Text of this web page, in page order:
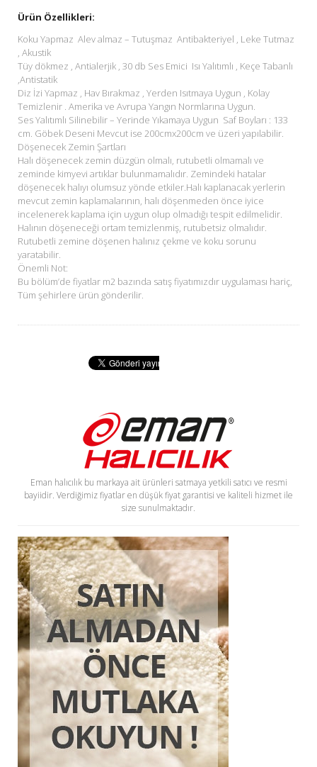
Ürün Özellikleri:
Koku Yapmaz Alev almaz – Tutuşmaz Antibakteriyel , Leke Tutmaz
, Akustik
Tüy dökmez , Antialerjik , 30 db Ses Emici Isı Yalıtımlı , Keçe Tabanlı
,Antistatik
Diz İzi Yapmaz , Hav Bırakmaz , Yerden Isıtmaya Uygun , Kolay
Temizlenir . Amerika ve Avrupa Yangın Normlarına Uygun.
Ses Yalıtımlı Silinebilir – Yerinde Yıkamaya Uygun Saf Boyları : 133
cm. Göbek Deseni Mevcut ise 200cmx200cm ve üzeri yapılabilir.
Döşenecek Zemin Şartları
Halı döşenecek zemin düzgün olmalı, rutubetli olmamalı ve
zeminde kimyevi artıklar bulunmamalıdır. Zemindeki hatalar
döşenecek halıyı olumsuz yönde etkiler.Halı kaplanacak yerlerin
mevcut zemin kaplamalarının, halı döşenmeden önce iyice
incelenerek kaplama için uygun olup olmadığı tespit edilmelidir.
Halının döşeneceği ortam temizlenmiş, rutubetsiz olmalıdır.
Rutubetli zemine döşenen halınız çekme ve koku sorunu
yaratabilir.
Önemli Not:
Bu bölüm’de fiyatlar m2 bazında satış fiyatımızdır uygulaması hariç,
Tüm şehirlere ürün gönderilir.
Eman halıcılık bu markaya ait ürünleri satmaya yetkili satıcı ve resmi
bayiidir. Verdiğimiz fiyatlar en düşük fiyat garantisi ve kaliteli hizmet ile
size sunulmaktadır.